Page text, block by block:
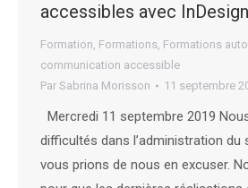
accessibles avec InDesign
Formation, Formations, Formations
communication accessible
Par Sabrina Morisson 11 septembre
Mercredi 11 septembre 2019
difficultés dans l’administration du
vous prions de nous en excuser.